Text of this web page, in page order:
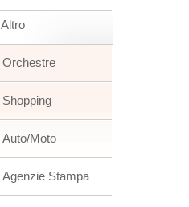
Altro
Orchestre
Shopping
Auto/Moto
Agenzie Stampa